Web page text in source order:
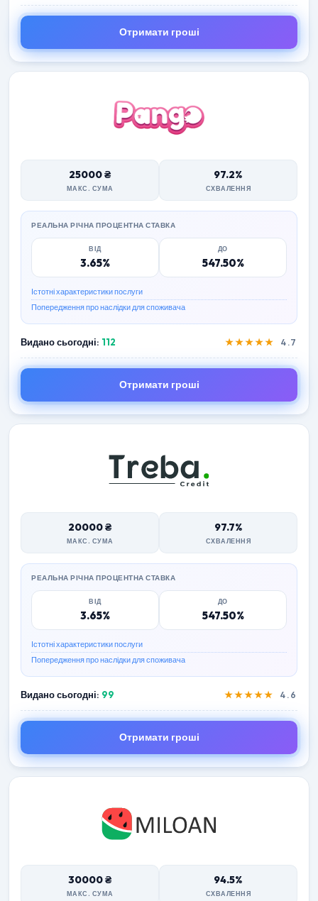
Отримати гроші
25000 ₴
МАКС. СУМА
97.2%
СХВАЛЕННЯ
РЕАЛЬНА РІЧНА ПРОЦЕНТНА СТАВКА
ВІД
3.65%
ДО
547.50%
Істотні характеристики послуги
Попередження про наслідки для споживача
Видано сьогодні: 112 ★★★★★ 4.7
Отримати гроші
20000 ₴
МАКС. СУМА
97.7%
СХВАЛЕННЯ
РЕАЛЬНА РІЧНА ПРОЦЕНТНА СТАВКА
ВІД
3.65%
ДО
547.50%
Істотні характеристики послуги
Попередження про наслідки для споживача
Видано сьогодні: 99 ★★★★★ 4.6
Отримати гроші
30000 ₴
МАКС. СУМА
94.5%
СХВАЛЕННЯ